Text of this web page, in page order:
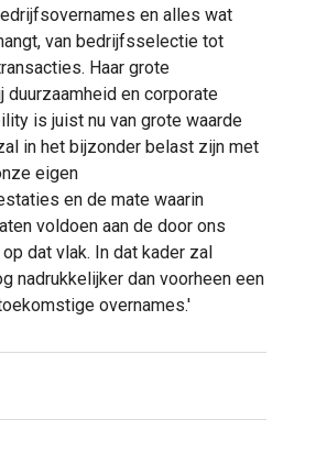
en alles wat
van bedrijfsselectie tot
Haar grote
duurzaamheid en corporate
is juist nu van grote waarde
in het bijzonder belast zijn met
eigen
en de mate waarin
voldoen aan de door ons
dat vlak. In dat kader zal
nadrukkelijker dan voorheen een
overnames.'